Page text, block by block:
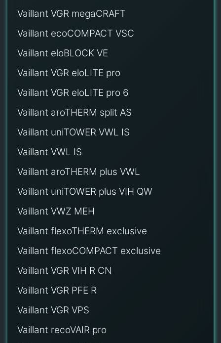
Vaillant VGR megaCRAFT
Vaillant ecoCOMPACT VSC
Vaillant eloBLOCK VE
Vaillant VGR eloLITE pro
Vaillant VGR eloLITE pro 6
Vaillant aroTHERM split AS
Vaillant uniTOWER VWL IS
Vaillant VWL IS
Vaillant aroTHERM plus VWL
Vaillant uniTOWER plus VIH QW
Vaillant VWZ MEH
Vaillant flexoTHERM exclusive
Vaillant flexoCOMPACT exclusive
Vaillant VGR VIH R CN
Vaillant VGR PFE R
Vaillant VGR VPS
Vaillant recoVAIR pro